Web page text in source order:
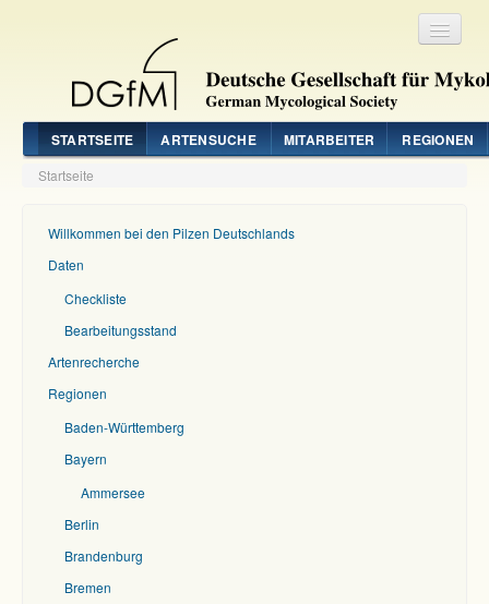
STARTSEITE ARTENSUCHE MITARBEITER REGIONEN
Startseite
Willkommen bei den Pilzen Deutschlands
Daten
Checkliste
Bearbeitungsstand
Artenrecherche
Regionen
Baden-Württemberg
Bayern
Ammersee
Berlin
Brandenburg
Bremen